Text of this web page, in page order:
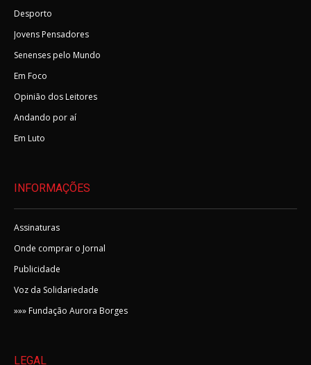
Desporto
Jovens Pensadores
Senenses pelo Mundo
Em Foco
Opinião dos Leitores
Andando por aí
Em Luto
INFORMAÇÕES
Assinaturas
Onde comprar o Jornal
Publicidade
Voz da Solidariedade
»»» Fundação Aurora Borges
LEGAL